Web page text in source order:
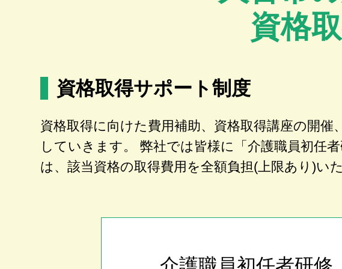
資格
資格取得サポート制度
資格取得に向けた費用補助、資格取得講座の開
していきます。 弊社では皆様に「介護職員初任
は、該当資格の取得費用を全額負担(上限あり)い